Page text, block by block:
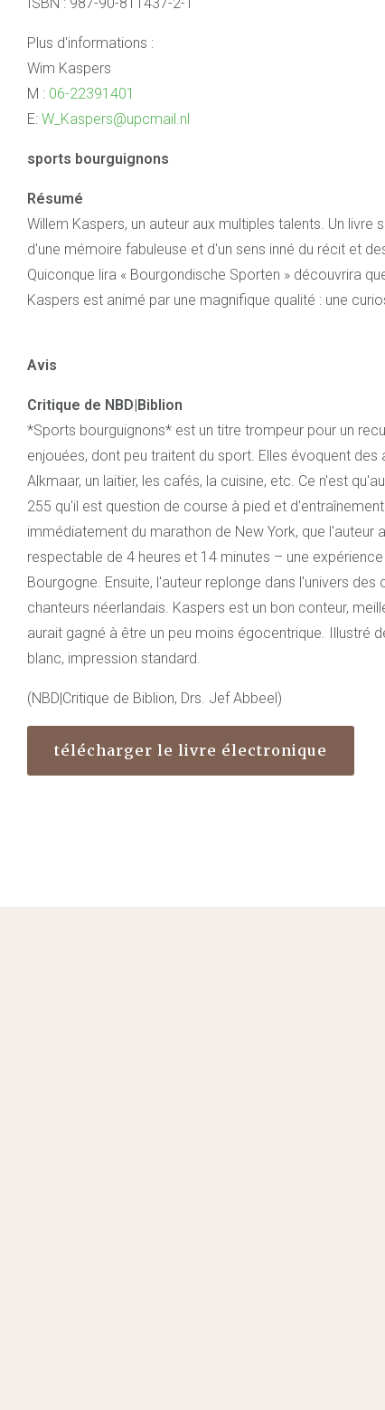
Plus d'informations :
Wim Kaspers
M : 06-22391401
E: W_Kaspers@upcmail.nl
sports bourguignons
Résumé
Willem Kaspers, un auteur aux multiples talents. Un livre
d'une mémoire fabuleuse et d'un sens inné du récit et
Quiconque lira « Bourgondische Sporten » découvrira
Kaspers est animé par une magnifique qualité : une
Avis
Critique de NBD|Biblion
*Sports bourguignons* est un titre trompeur pour un
enjouées, dont peu traitent du sport. Elles évoquent
Alkmaar, un laitier, les cafés, la cuisine, etc. Ce n'est
255 qu'il est question de course à pied et
immédiatement du marathon de New York, que l'auteur
respectable de 4 heures et 14 minutes – une
Bourgogne. Ensuite, l'auteur replonge dans l'univers des
chanteurs néerlandais. Kaspers est un bon conteur,
aurait gagné à être un peu moins égocentrique. Illustré
blanc, impression standard.
(NBD|Critique de Biblion, Drs. Jef Abbeel)
télécharger le livre électronique